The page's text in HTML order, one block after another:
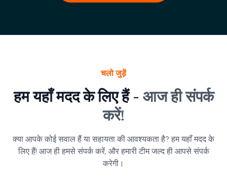
चलो जुड़ें
हम यहाँ मदद के लिए हैं - आज ही संपर्क
करें!
क्या आपके कोई सवाल हैं या सहायता की आवश्यकता है? हम यहाँ मदद के
लिए हैं! आज ही हमसे संपर्क करें, और हमारी टीम जल्द ही आपसे संपर्क
करेगी।